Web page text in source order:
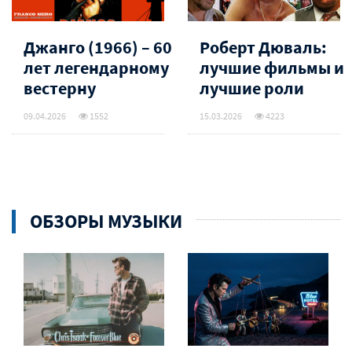
Джанго (1966) – 60
лет легендарному
вестерну
09.04.2026 1552
Роберт Дюваль:
лучшие фильмы и
лучшие роли
15.03.2026 4223
ОБЗОРЫ МУЗЫКИ